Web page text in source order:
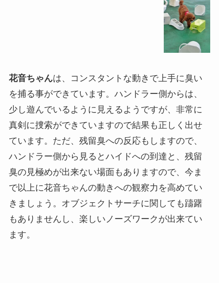
花音ちゃんは、コンスタントな動きで上手に臭い
を捕る事ができています。ハンドラー側からは、
少し遊んでいるように見えるようですが、非常に
真剣に捜索ができていますので結果も正しく出せ
ています。ただ、残留臭への反応もしますので、
ハンドラー側から見るとハイドへの到達と、残留
臭の見極めが出来ない場面もありますので、今ま
で以上に花音ちゃんの動きへの観察力を高めてい
きましょう。オブジェクトサーチに関しても躊躇
もありませんし、楽しいノーズワークが出来てい
ます。